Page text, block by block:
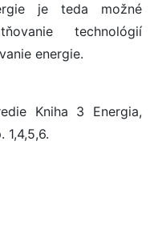
je teda možné
technológií
energie.
Kniha 3 Energia,